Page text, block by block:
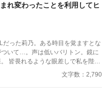
れ変わったことを利用してヒ
だった莉乃。ある時目を覚ますとな
いて…。声は低いバリトン。鏡に
皆畏れるような眼差しで私を陛下
らの被害を訴える。元女として前
和感しかないのですが…。 なんと
文字数：2,790